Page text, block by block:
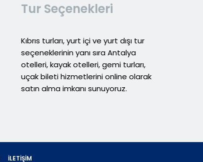
Tur Seçenekleri
Kıbrıs turları, yurt içi ve yurt dışı tur
seçeneklerinin yanı sıra Antalya
otelleri, kayak otelleri, gemi turları,
uçak bileti hizmetlerini online olarak
satın alma imkanı sunuyoruz.
İLETIŞIM